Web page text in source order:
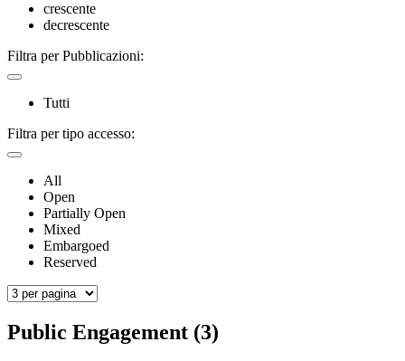
crescente
decrescente
Filtra per Pubblicazioni:
Tutti
Filtra per tipo accesso:
All
Open
Partially Open
Mixed
Embargoed
Reserved
Public Engagement (3)